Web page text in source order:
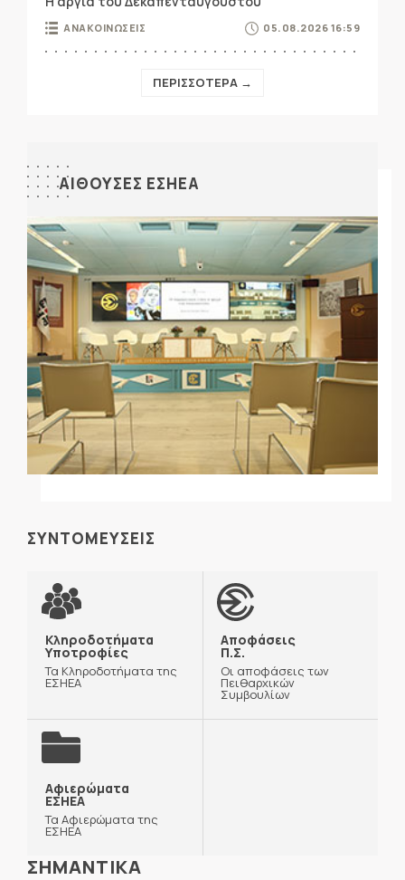
ΑΝΑΚΟΙΝΩΣΕΙΣ 05.08.2026 16:59
ΠΕΡΙΣΣΟΤΕΡΑ →
ΑΙΘΟΥΣΕΣ ΕΣΗΕΑ
ΣΥΝΤΟΜΕΥΣΕΙΣ
Κληροδοτήματα
Υποτροφίες
Τα Κληροδοτήματα της
ΕΣΗΕΑ
Αποφάσεις
Π.Σ.
Οι αποφάσεις των
Πειθαρχικών
Συμβουλίων
Αφιερώματα
ΕΣΗΕΑ
Τα Αφιερώματα της
ΕΣΗΕΑ
ΣΗΜΑΝΤΙΚΑ